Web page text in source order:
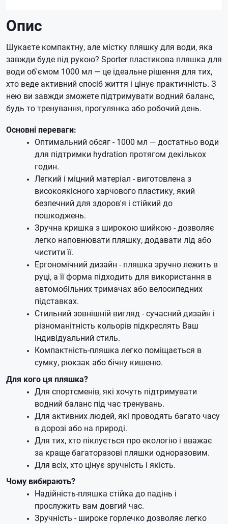
Опис
Шукаєте компактну, але містку пляшку для води, яка
завжди буде під рукою? Sporter пластикова пляшка для
води об'ємом 1000 мл — це ідеальне рішення для тих,
хто веде активний спосіб життя і цінує практичність. З
нею ви завжди зможете підтримувати водний баланс,
будь то тренування, прогулянка або робочий день.
Основні переваги:
Оптимальний обсяг - 1000 мл — достатньо води
для підтримки hydration протягом декількох
годин.
Легкий і міцний матеріал - виготовлена з
високоякісного харчового пластику, який
безпечний для здоров'я і стійкий до
пошкоджень.
Зручна кришка з широкою шийкою - дозволяє
легко наповнювати пляшку, додавати лід або
чистити її.
Ергономічний дизайн - пляшка зручно лежить в
руці, а її форма підходить для використання в
автомобільних тримачах або велосипедних
підставках.
Стильний зовнішній вигляд - сучасний дизайн і
різноманітність кольорів підкреслять Ваш
індивідуальний стиль.
Компактність-пляшка легко поміщається в
сумку, рюкзак або бічну кишеню.
Для кого ця пляшка?
Для спортсменів, які хочуть підтримувати
водний баланс під час тренувань.
Для активних людей, які проводять багато часу
в дорозі або на природі.
Для тих, хто піклується про екологію і вважає
за краще багаторазові пляшки одноразовим.
Для всіх, хто цінує зручність і якість.
Чому вибирають?
Надійність-пляшка стійка до падінь і
прослужить вам довгий час.
Зручність - широке горлечко дозволяє легко